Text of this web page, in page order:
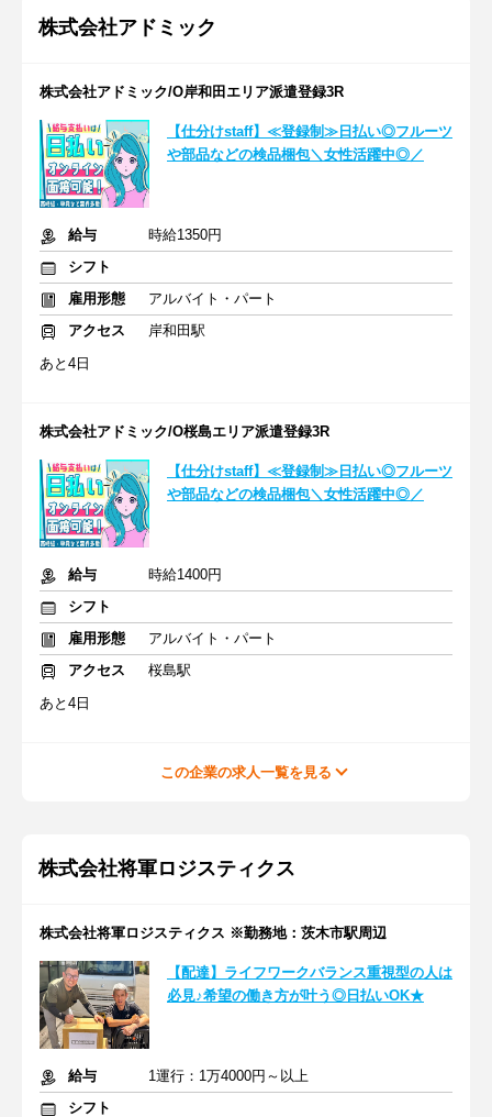
株式会社アドミック
株式会社アドミック/O岸和田エリア派遣登録3R
【仕分けstaff】≪登録制≫日払い◎フルーツ
や部品などの検品梱包＼女性活躍中◎／
給与
時給1350円
シフト
雇用形態
アルバイト・パート
アクセス
岸和田駅
あと4日
株式会社アドミック/O桜島エリア派遣登録3R
【仕分けstaff】≪登録制≫日払い◎フルーツ
や部品などの検品梱包＼女性活躍中◎／
給与
時給1400円
シフト
雇用形態
アルバイト・パート
アクセス
桜島駅
あと4日
この企業の求人一覧を見る
株式会社将軍ロジスティクス
株式会社将軍ロジスティクス ※勤務地：茨木市駅周辺
【配達】ライフワークバランス重視型の人は
必見♪希望の働き方が叶う◎日払いOK★
給与
1運行：1万4000円～以上
シフト